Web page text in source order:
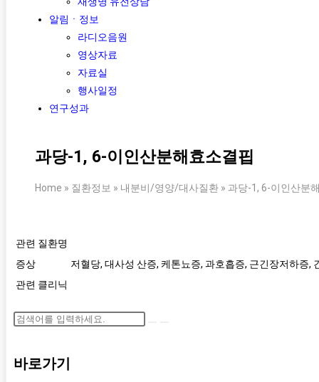
알림ㆍ정보
라디오음원
영상자료
자료실
행사일정
연구성과
과당-1, 6-이인산분해효소결핍
Home » 질환정보 » 내분비/영양/대사질환 » 과당-1, 6-이인산분
관련 질환명
증상
저혈당, 대사성 산증, 케톤뇨증, 과호흡증, 근긴장저하증,
관련 클리닉
바로가기